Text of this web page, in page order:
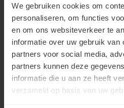
We gebruiken cookies om
personaliseren, om functies
en om ons websiteverkeer te
informatie over uw gebruik van
partners voor social media,
partners kunnen deze
informatie die u aan ze heeft
verzameld op basis van uw
Financiële
Lees meer